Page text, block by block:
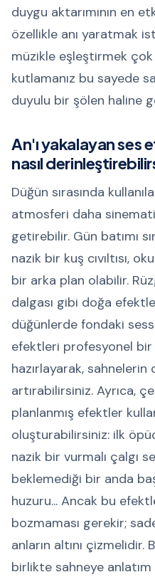
duygu aktarımının en
özellikle anı yaratmak
müzikle eşleştirmek çok
kutlamanız bu sayede
duyulu bir şölen haline
An'ı yakalayan ses
nasıl
Düğün sırasında
atmosferi daha
getirebilir. Gün batımı
nazik bir kuş cıvıltısı,
bir arka plan olabilir.
dalgası gibi doğa
düğünlerde fondaki
efektleri profesyonel bir
hazırlayarak,
artırabilirsiniz. Ayrıca,
planlanmış efektler
oluşturabilirsiniz: ilk
nazik bir vurmalı çalgı
beklemediği bir anda
huzuru... Ancak bu
bozmaması gerekir;
anların altını çizmelidir.
birlikte sahneye anlatım